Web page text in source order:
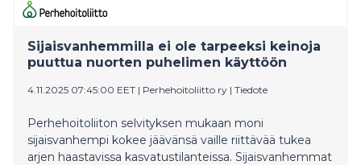
Sijaisvanhemmilla ei ole tarpeeksi keinoja
puuttua nuorten puhelimen käyttöön
4.11.2025 07:45:00 EET | Perhehoitoliitto ry | Tiedote
Perhehoitoliiton selvityksen mukaan moni
sijaisvanhempi kokee jäävänsä vaille riittävää tukea
arjen haastavissa kasvatustilanteissa. Sijaisvanhemmat